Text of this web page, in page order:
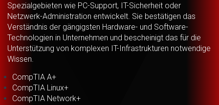
Spezialgebieten wie PC-Support, IT-Sicherheit oder
Netzwerk-Administration entwickelt. Sie bestätigen das
Verständnis der gängigsten Hardware- und Software-
Technologien in Unternehmen und bescheinigt das für die
Unterstützung von komplexen IT-Infrastrukturen notwendige
Wissen.
CompTIA A+
CompTIA Linux+
CompTIA Network+